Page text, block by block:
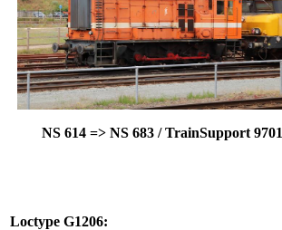
NS 614 => NS 683 / TrainSupport 9701
Loctype G1206: